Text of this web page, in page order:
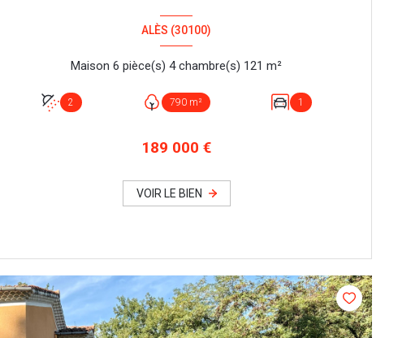
ALÈS (30100)
Maison 6 pièce(s) 4 chambre(s) 121 m²
2 790 m² 1
189 000 €
VOIR LE BIEN